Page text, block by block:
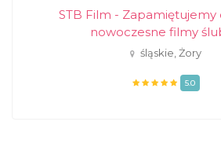
STB Film - Zapamiętujemy
nowoczesne filmy
śląskie, Żory
5.0